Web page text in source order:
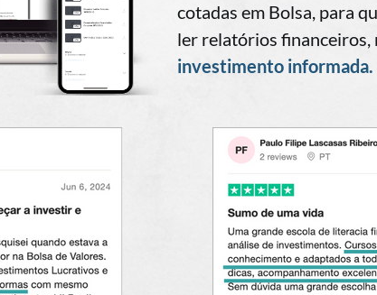
cotadas em Bolsa, para
ler relatórios financeiros,
investimento informada.